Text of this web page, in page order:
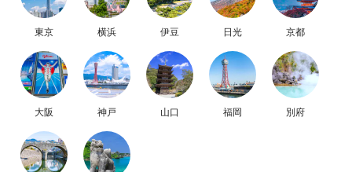
東京 横浜 伊豆 日光 京都
大阪 神戸 山口 福岡 別府